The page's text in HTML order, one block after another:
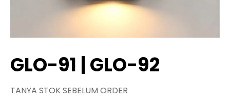
GLO-91 | GLO-92
TANYA STOK SEBELUM ORDER